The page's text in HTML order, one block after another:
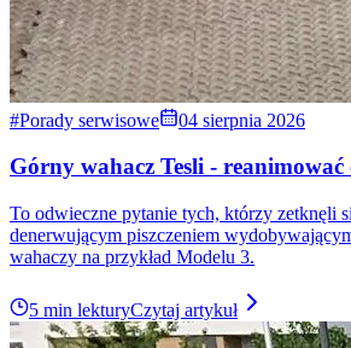
#Porady serwisowe 04 sierpnia 2026
Górny wahacz Tesli - reanimować
To odwieczne pytanie tych, którzy zetknęli
denerwującym piszczeniem
wahaczy na przykład Modelu 3.
5 min lekturyCzytaj artykuł